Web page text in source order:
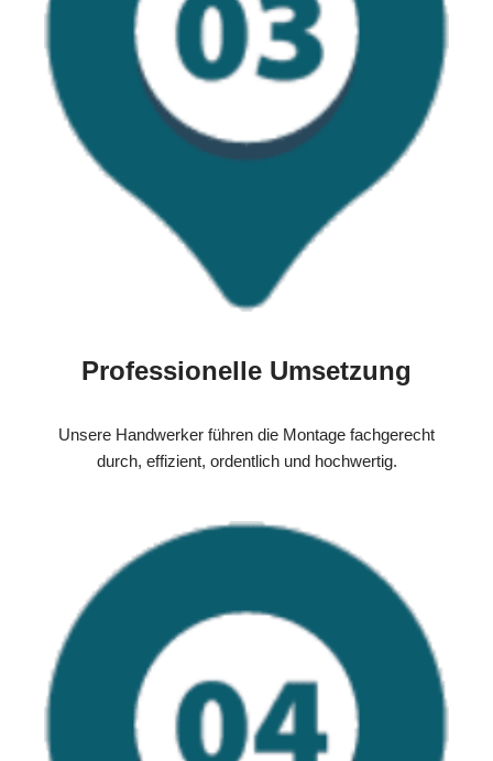
Professionelle Umsetzung
Unsere Handwerker führen die Montage fachgerecht
durch, effizient, ordentlich und hochwertig.